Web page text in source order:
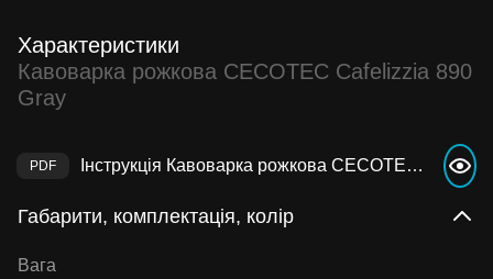
Характеристики
Кавоварка рожкова CECOTEC Cafelizzia 890
Gray
Інструкція Кавоварка рожкова CECOTEC Cafelizzia 890 Gray
Габарити, комплектація, колір
Вага